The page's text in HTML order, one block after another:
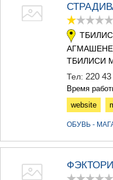
ТБИЛИСИ
Тел: 220
Время
website
ОБУВЬ -
ФЭКТОРИ